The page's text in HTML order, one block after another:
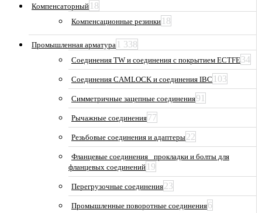
Компенсаторный 18
Компенсационные резинки 18
Промышленная арматура 1 338
Соединения TW и соединения с покрытием ECTFE34
Соединения CAMLOCK и соединения IBC 103
Симметричные зацепные соединения91
Рычажные соединения77
Резьбовые соединения и адаптеры22
Фланцевые соединения_ прокладки и болты для
фланцевых соединений 19
Перегрузочные соединения23
Промышленные поворотные соединения6